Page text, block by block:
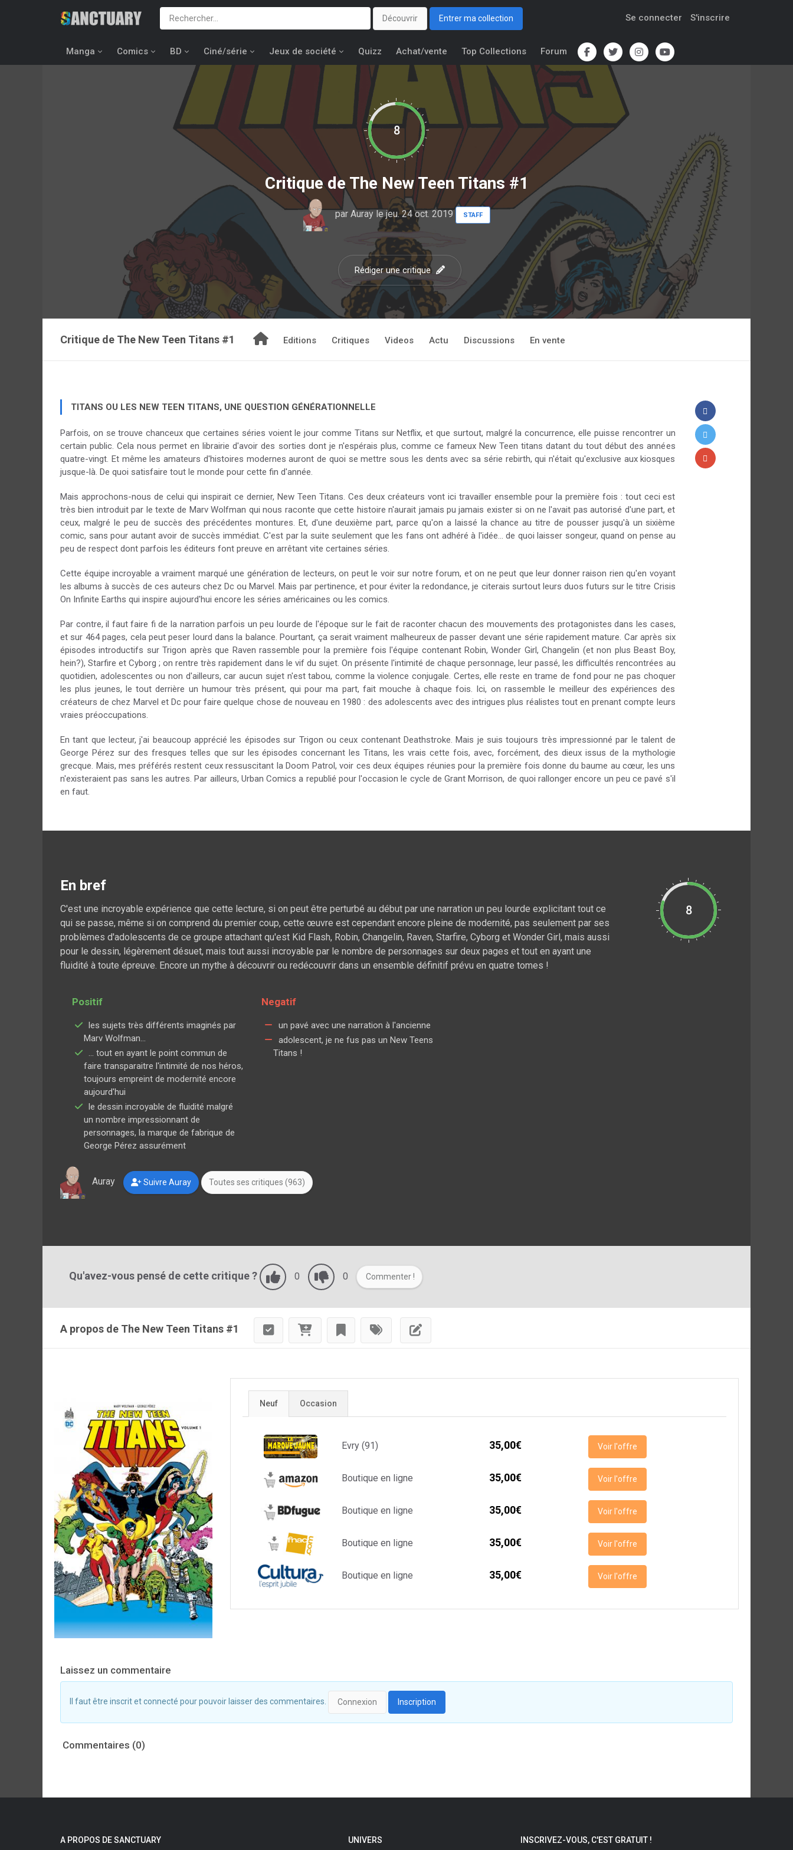
Découvrir Entrer ma collection Se connecter S'inscrire
Manga Comics BD Ciné/série Jeux de société Quizz Achat/vente Top Collections Forum
8
Critique deThe New Teen Titans #1
par Aurayle jeu. 24 oct. 2019 STAFF
Rédiger une critique
Critique de The New Teen Titans #1 Editions Critiques Videos Actu Discussions En vente
TITANS OU LES NEW TEEN TITANS, UNE QUESTION GÉNÉRATIONNELLE
Parfois, on se trouve chanceux que certaines séries voient le jour comme Titans sur Netflix, et que surtout, malgré la concurrence, elle puisse rencontrer un
certain public. Cela nous permet en librairie d'avoir des sorties dont je n'espérais plus, comme ce fameux New Teen titans datant du tout début des années
quatre-vingt. Et même les amateurs d'histoires modernes auront de quoi se mettre sous les dents avec sa série rebirth, qui n'était qu'exclusive aux kiosques
jusque-là. De quoi satisfaire tout le monde pour cette fin d'année.
Mais approchons-nous de celui qui inspirait ce dernier, New Teen Titans. Ces deux créateurs vont ici travailler ensemble pour la première fois : tout ceci est
très bien introduit par le texte de Marv Wolfman qui nous raconte que cette histoire n'aurait jamais pu jamais exister si on ne l'avait pas autorisé d'une part, et
ceux, malgré le peu de succès des précédentes montures. Et, d'une deuxième part, parce qu'on a laissé la chance au titre de pousser jusqu'à un sixième
comic, sans pour autant avoir de succès immédiat. C'est par la suite seulement que les fans ont adhéré à l'idée... de quoi laisser songeur, quand on pense au
peu de respect dont parfois les éditeurs font preuve en arrêtant vite certaines séries.
Cette équipe incroyable a vraiment marqué une génération de lecteurs, on peut le voir sur notre forum, et on ne peut que leur donner raison rien qu'en voyant
les albums à succès de ces auteurs chez Dc ou Marvel. Mais par pertinence, et pour éviter la redondance, je citerais surtout leurs duos futurs sur le titre Crisis
On Infinite Earths qui inspire aujourd'hui encore les séries américaines ou les comics.
Par contre, il faut faire fi de la narration parfois un peu lourde de l'époque sur le fait de raconter chacun des mouvements des protagonistes dans les cases,
et sur 464 pages, cela peut peser lourd dans la balance. Pourtant, ça serait vraiment malheureux de passer devant une série rapidement mature. Car après six
épisodes introductifs sur Trigon après que Raven rassemble pour la première fois l'équipe contenant Robin, Wonder Girl, Changelin (et non plus Beast Boy,
hein?), Starfire et Cyborg ; on rentre très rapidement dans le vif du sujet. On présente l'intimité de chaque personnage, leur passé, les difficultés rencontrées au
quotidien, adolescentes ou non d'ailleurs, car aucun sujet n'est tabou, comme la violence conjugale. Certes, elle reste en trame de fond pour ne pas choquer
les plus jeunes, le tout derrière un humour très présent, qui pour ma part, fait mouche à chaque fois. Ici, on rassemble le meilleur des expériences des
créateurs de chez Marvel et Dc pour faire quelque chose de nouveau en 1980 : des adolescents avec des intrigues plus réalistes tout en prenant compte leurs
vraies préoccupations.
En tant que lecteur, j'ai beaucoup apprécié les épisodes sur Trigon ou ceux contenant Deathstroke. Mais je suis toujours très impressionné par le talent de
George Pérez sur des fresques telles que sur les épisodes concernant les Titans, les vrais cette fois, avec, forcément, des dieux issus de la mythologie
grecque. Mais, mes préférés restent ceux ressuscitant la Doom Patrol, voir ces deux équipes réunies pour la première fois donne du baume au cœur, les uns
n'existeraient pas sans les autres. Par ailleurs, Urban Comics a republié pour l'occasion le cycle de Grant Morrison, de quoi rallonger encore un peu ce pavé s'il
en faut.
En bref
C'est une incroyable expérience que cette lecture, si on peut être perturbé au début par une narration un peu lourde explicitant tout ce
qui se passe, même si on comprend du premier coup, cette œuvre est cependant encore pleine de modernité, pas seulement par ses
problèmes d'adolescents de ce groupe attachant qu'est Kid Flash, Robin, Changelin, Raven, Starfire, Cyborg et Wonder Girl, mais aussi
pour le dessin, légèrement désuet, mais tout aussi incroyable par le nombre de personnages sur deux pages et tout en ayant une
fluidité à toute épreuve. Encore un mythe à découvrir ou redécouvrir dans un ensemble définitif prévu en quatre tomes !
8
Positif
les sujets très différents imaginés par
Marv Wolfman...
… tout en ayant le point commun de
faire transparaitre l'intimité de nos héros,
toujours empreint de modernité encore
aujourd'hui
le dessin incroyable de fluidité malgré
un nombre impressionnant de
personnages, la marque de fabrique de
George Pérez assurément
Negatif
un pavé avec une narration à l'ancienne
adolescent, je ne fus pas un New Teens
Titans !
Auray Suivre Auray Toutes ses critiques (963)
Qu'avez-vous pensé de cette critique ? 0 0 Commenter !
A propos de The New Teen Titans #1
Neuf Occasion
Evry (91) 35,00€ Voir l'offre
Boutique en ligne 35,00€ Voir l'offre
Boutique en ligne 35,00€ Voir l'offre
Boutique en ligne 35,00€ Voir l'offre
Boutique en ligne 35,00€ Voir l'offre
Laissez un commentaire
Il faut être inscrit et connecté pour pouvoir laisser des commentaires. Connexion Inscription
Commentaires (0)
A PROPOS DE SANCTUARY UNIVERS INSCRIVEZ-VOUS, C'EST GRATUIT !